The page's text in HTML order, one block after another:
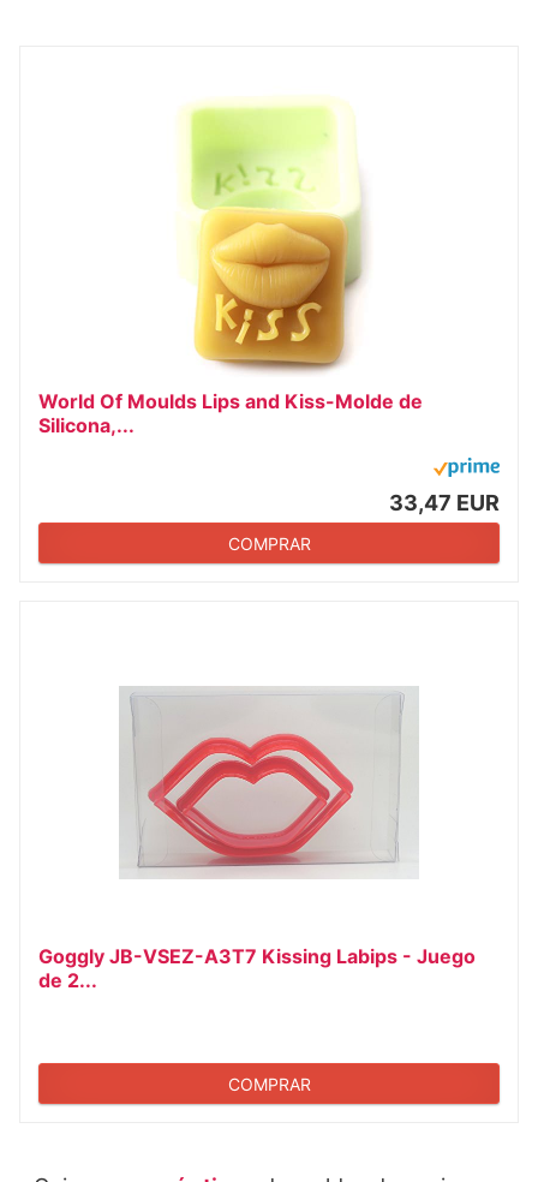
World Of Moulds Lips and Kiss-Molde de
Silicona,...
33,47 EUR
COMPRAR
Goggly JB-VSEZ-A3T7 Kissing Labips - Juego
de 2...
COMPRAR